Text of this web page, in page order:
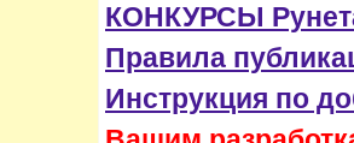
КОНКУРСЫ
Правила
Инструкция по